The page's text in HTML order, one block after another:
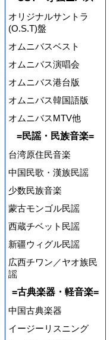
オリジナルサントラ
(O.S.T)盤
オムニバスベスト
オムニバス演唱会
オムニバス港台版
オムニバス韓国語版
オムニバスMTV他
=民謡・民族音楽=
台湾原住民音楽
中国民歌・漢族民謡
少数民族音楽
蒙古モンゴル民謡
西蔵チベット民謡
新疆ウィグル民謡
広西チワン／ヤオ族民
謡
=古典楽器・軽音楽=
中国古典楽器
イージーリスニング